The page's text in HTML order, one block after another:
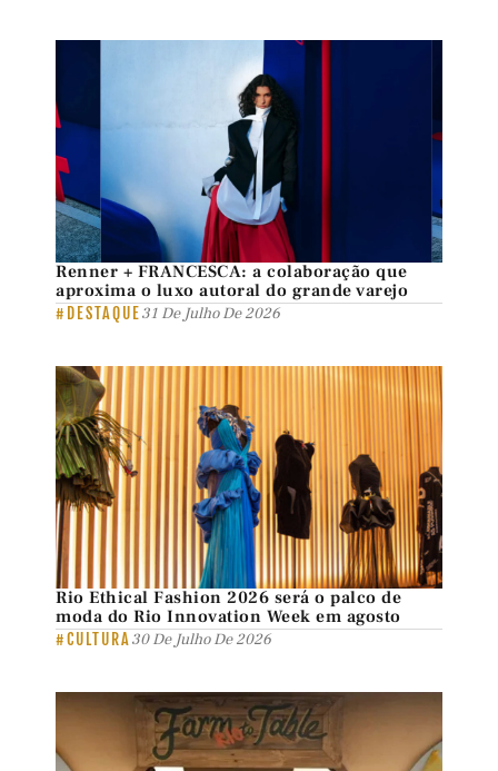
Renner + FRANCESCA: a colaboração que
aproxima o luxo autoral do grande varejo
#DESTAQUE31 De Julho De 2026
Rio Ethical Fashion 2026 será o palco de
moda do Rio Innovation Week em agosto
#CULTURA30 De Julho De 2026